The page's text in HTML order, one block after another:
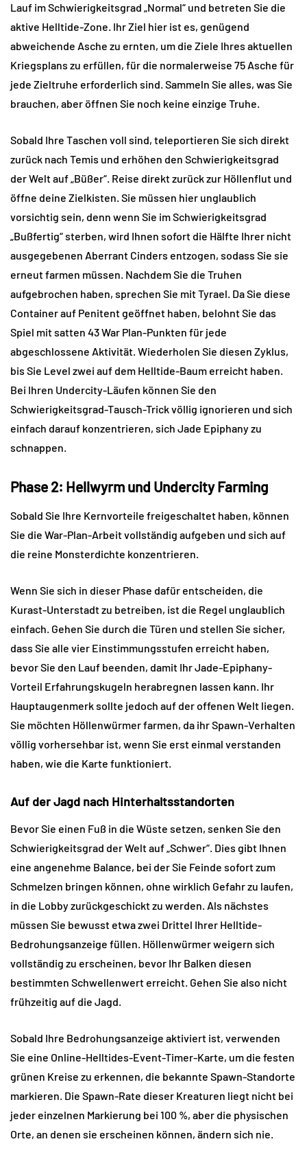
Lauf im Schwierigkeitsgrad „Normal“ und betreten Sie die
aktive Helltide-Zone. Ihr Ziel hier ist es, genügend
abweichende Asche zu ernten, um die Ziele Ihres aktuellen
Kriegsplans zu erfüllen, für die normalerweise 75 Asche für
jede Zieltruhe erforderlich sind. Sammeln Sie alles, was Sie
brauchen, aber öffnen Sie noch keine einzige Truhe.
Sobald Ihre Taschen voll sind, teleportieren Sie sich direkt
zurück nach Temis und erhöhen den Schwierigkeitsgrad
der Welt auf „Büßer“. Reise direkt zurück zur Höllenflut und
öffne deine Zielkisten. Sie müssen hier unglaublich
vorsichtig sein, denn wenn Sie im Schwierigkeitsgrad
„Bußfertig“ sterben, wird Ihnen sofort die Hälfte Ihrer nicht
ausgegebenen Aberrant Cinders entzogen, sodass Sie sie
erneut farmen müssen. Nachdem Sie die Truhen
aufgebrochen haben, sprechen Sie mit Tyrael. Da Sie diese
Container auf Penitent geöffnet haben, belohnt Sie das
Spiel mit satten 43 War Plan-Punkten für jede
abgeschlossene Aktivität. Wiederholen Sie diesen Zyklus,
bis Sie Level zwei auf dem Helltide-Baum erreicht haben.
Bei Ihren Undercity-Läufen können Sie den
Schwierigkeitsgrad-Tausch-Trick völlig ignorieren und sich
einfach darauf konzentrieren, sich Jade Epiphany zu
schnappen.
Phase 2: Hellwyrm und Undercity Farming
Sobald Sie Ihre Kernvorteile freigeschaltet haben, können
Sie die War-Plan-Arbeit vollständig aufgeben und sich auf
die reine Monsterdichte konzentrieren.
Wenn Sie sich in dieser Phase dafür entscheiden, die
Kurast-Unterstadt zu betreiben, ist die Regel unglaublich
einfach. Gehen Sie durch die Türen und stellen Sie sicher,
dass Sie alle vier Einstimmungsstufen erreicht haben,
bevor Sie den Lauf beenden, damit Ihr Jade-Epiphany-
Vorteil Erfahrungskugeln herabregnen lassen kann. Ihr
Hauptaugenmerk sollte jedoch auf der offenen Welt liegen.
Sie möchten Höllenwürmer farmen, da ihr Spawn-Verhalten
völlig vorhersehbar ist, wenn Sie erst einmal verstanden
haben, wie die Karte funktioniert.
Auf der Jagd nach Hinterhaltsstandorten
Bevor Sie einen Fuß in die Wüste setzen, senken Sie den
Schwierigkeitsgrad der Welt auf „Schwer“. Dies gibt Ihnen
eine angenehme Balance, bei der Sie Feinde sofort zum
Schmelzen bringen können, ohne wirklich Gefahr zu laufen,
in die Lobby zurückgeschickt zu werden. Als nächstes
müssen Sie bewusst etwa zwei Drittel Ihrer Helltide-
Bedrohungsanzeige füllen. Höllenwürmer weigern sich
vollständig zu erscheinen, bevor Ihr Balken diesen
bestimmten Schwellenwert erreicht. Gehen Sie also nicht
frühzeitig auf die Jagd.
Sobald Ihre Bedrohungsanzeige aktiviert ist, verwenden
Sie eine Online-Helltides-Event-Timer-Karte, um die festen
grünen Kreise zu erkennen, die bekannte Spawn-Standorte
markieren. Die Spawn-Rate dieser Kreaturen liegt nicht bei
jeder einzelnen Markierung bei 100 %, aber die physischen
Orte, an denen sie erscheinen können, ändern sich nie.